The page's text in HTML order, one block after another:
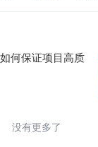
何保证项目高质
没有更多了